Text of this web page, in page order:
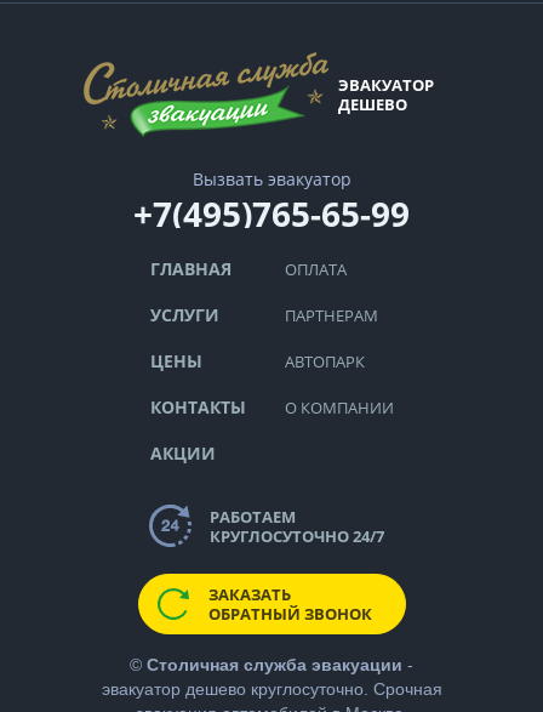
ЭВАКУАТОР
ДЕШЕВО
Вызвать эвакуатор
+7(495)765-65-99
ГЛАВНАЯ
УСЛУГИ
ЦЕНЫ
КОНТАКТЫ
АКЦИИ
ОПЛАТА
ПАРТНЕРАМ
АВТОПАРК
О КОМПАНИИ
РАБОТАЕМ
КРУГЛОСУТОЧНО 24/7
ЗАКАЗАТЬ
ОБРАТНЫЙ ЗВОНОК
© Столичная служба эвакуации -
эвакуатор дешевокруглосуточно. Срочная